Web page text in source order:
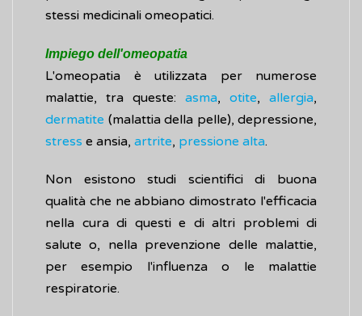
stessi medicinali omeopatici.
Impiego dell'omeopatia
L'omeopatia è utilizzata per numerose
malattie, tra queste: asma, otite, allergia,
dermatite (malattia della pelle), depressione,
stress e ansia, artrite, pressione alta.
Non esistono studi scientifici di buona
qualità che ne abbiano dimostrato l'efficacia
nella cura di questi e di altri problemi di
salute o, nella prevenzione delle malattie,
per esempio l'influenza o le malattie
respiratorie.